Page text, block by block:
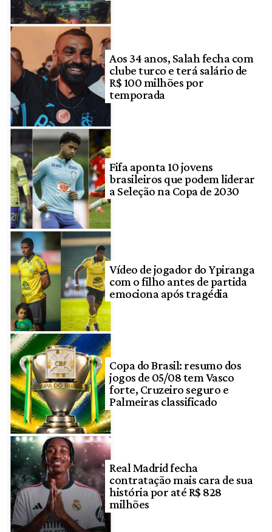
Aos 34 anos, Salah fecha com
clube turco e terá salário de
R$ 100 milhões por
temporada
Fifa aponta 10 jovens
brasileiros que podem liderar
a Seleção na Copa de 2030
Vídeo de jogador do Ypiranga
com o filho antes de partida
emociona após tragédia
Copa do Brasil: resumo dos
jogos de 05/08 tem Vasco
forte, Cruzeiro seguro e
Palmeiras classificado
Real Madrid fecha
contratação mais cara de sua
história por até R$ 828
milhões